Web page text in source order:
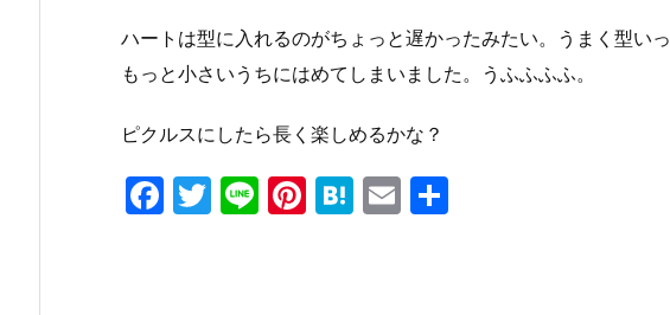
ハートは型に入れるのがちょっと遅かったみたい。うまく型い
もっと小さいうちにはめてしまいました。うふふふふ。
ピクルスにしたら長く楽しめるかな？
F
T
Li Pi H
E